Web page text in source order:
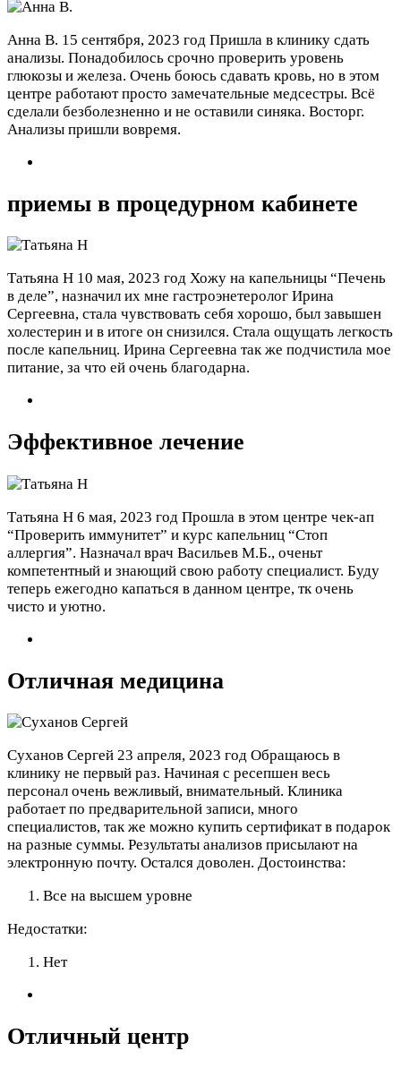
Анна В. 15 сентября, 2023 год Пришла в клинику сдать
анализы. Понадобилось срочно проверить уровень
глюкозы и железа. Очень боюсь сдавать кровь, но в этом
центре работают просто замечательные медсестры. Всё
сделали безболезненно и не оставили синяка. Восторг.
Анализы пришли вовремя.
приемы в процедурном кабинете
Татьяна Н 10 мая, 2023 год Хожу на капельницы “Печень
в деле”, назначил их мне гастроэнетеролог Ирина
Сергеевна, стала чувствовать себя хорошо, был завышен
холестерин и в итоге он снизился. Стала ощущать легкость
после капельниц. Ирина Сергеевна так же подчистила мое
питание, за что ей очень благодарна.
Эффективное лечение
Татьяна Н 6 мая, 2023 год Прошла в этом центре чек-ап
“Проверить иммунитет” и курс капельниц “Стоп
аллергия”. Назначал врач Васильев М.Б., оченьт
компетентный и знающий свою работу специалист. Буду
теперь ежегодно капаться в данном центре, тк очень
чисто и уютно.
Отличная медицина
Суханов Сергей 23 апреля, 2023 год Обращаюсь в
клинику не первый раз. Начиная с ресепшен весь
персонал очень вежливый, внимательный. Клиника
работает по предварительной записи, много
специалистов, так же можно купить сертификат в подарок
на разные суммы. Результаты анализов присылают на
электронную почту. Остался доволен. Достоинства:
Все на высшем уровне
Недостатки:
Нет
Отличный центр